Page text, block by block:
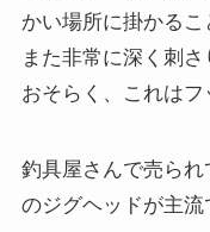
かい場所に掛かるこ
また非常に深く刺さ
おそらく、これはフ
釣具屋さんで売ら
のジグヘッドが主流